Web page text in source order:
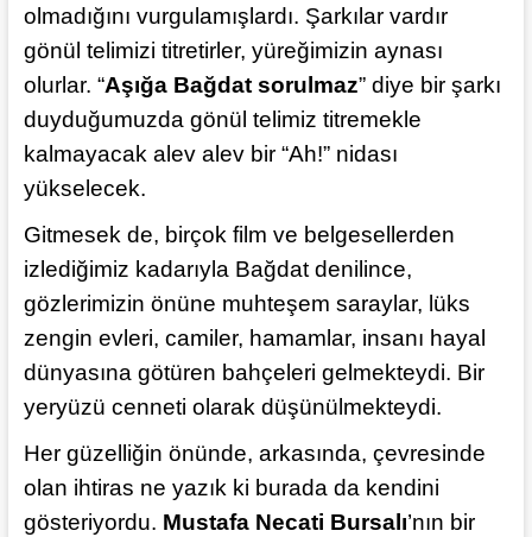
olmadığını vurgulamışlardı. Şarkılar vardır
gönül telimizi titretirler, yüreğimizin aynası
olurlar. “Aşığa Bağdat sorulmaz” diye bir şarkı
duyduğumuzda gönül telimiz titremekle
kalmayacak alev alev bir “Ah!” nidası
yükselecek.
Gitmesek de, birçok film ve belgesellerden
izlediğimiz kadarıyla Bağdat denilince,
gözlerimizin önüne muhteşem saraylar, lüks
zengin evleri, camiler, hamamlar, insanı hayal
dünyasına götüren bahçeleri gelmekteydi. Bir
yeryüzü cenneti olarak düşünülmekteydi.
Her güzelliğin önünde, arkasında, çevresinde
olan ihtiras ne yazık ki burada da kendini
gösteriyordu. Mustafa Necati Bursalı’nın bir